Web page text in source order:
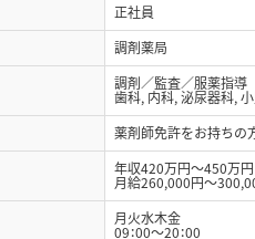
正社員
調剤薬局
調剤／監査／服薬指導
歯科, 内科, 泌尿器科,
薬剤師免許をお持ちの
年収420万円～450万円
月給260,000円～
月火水木金
09：00～20：00